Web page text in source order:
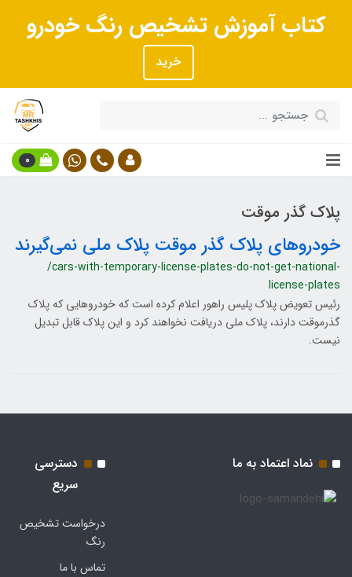
کتاب آموزش تشخیص رنگ خودرو
خرید
0
پلاک گذر موقت
خودروهای پلاک گذر موقت پلاک ملی نمی‌گیرند
/cars-with-temporary-license-plates-do-not-get-national-
license-plates
رئیس تعویض پلاک پلیس راهور اعلام کرده است که خودروهایی که پلاک
گذرموقت دارند، پلاک ملی دریافت نخواهند کرد و این پلاک قابل تبدیل
نیست.
نماد اعتماد به ما
دسترسی
سریع
درخواست تشخیص
رنگ
تماس با ما